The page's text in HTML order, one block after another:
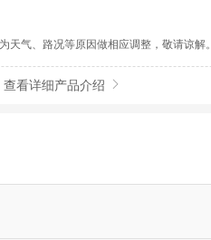
天气、路况等原因做相应调整，敬请谅解。
查看详细产品介绍 